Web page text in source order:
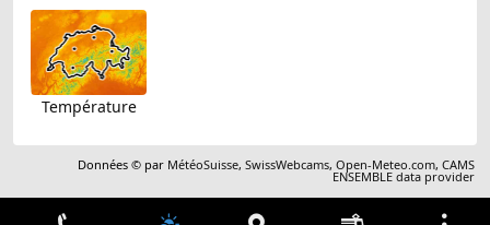
Température
Données © par MétéoSuisse,SwissWebcams,Open-Meteo.com,CAMS
ENSEMBLE data provider